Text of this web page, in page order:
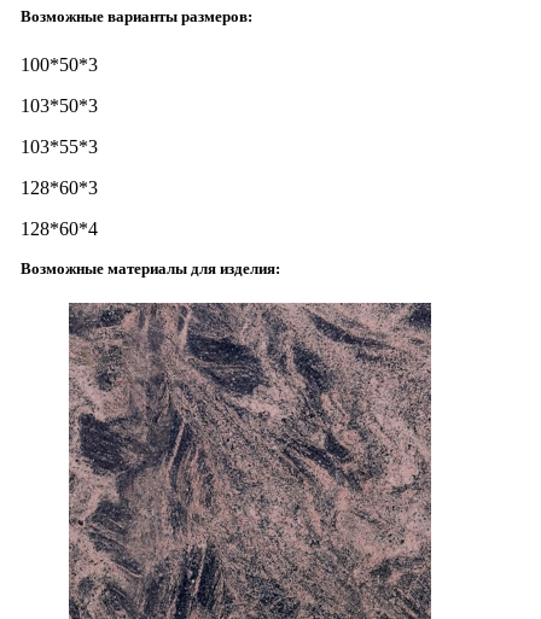
Возможные варианты размеров:
100*50*3
103*50*3
103*55*3
128*60*3
128*60*4
Возможные материалы для изделия: